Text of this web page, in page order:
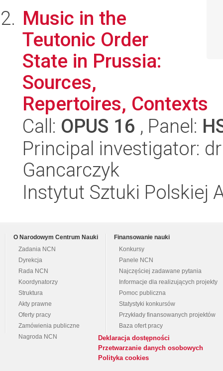
Music in the
Teutonic Order
State in Prussia:
Sources,
Repertoires, Contexts
Call: OPUS 16 , Panel:
Principal investigator:
Gancarczyk
Instytut Sztuki Polskiej
O Narodowym Centrum Nauki
Zadania NCN
Dyrekcja
Rada NCN
Koordynatorzy
Struktura
Akty prawne
Oferty pracy
Zamówienia publiczne
Nagroda NCN
Finansowanie nauki
Konkursy
Panele NCN
Najczęściej zadawane pytania
Informacje dla realizujących projekty
Pomoc publiczna
Statystyki konkursów
Przykłady finansowanych projektów
Baza ofert pracy
Deklaracja dostępności
Przetwarzanie danych osobowych
Polityka cookies